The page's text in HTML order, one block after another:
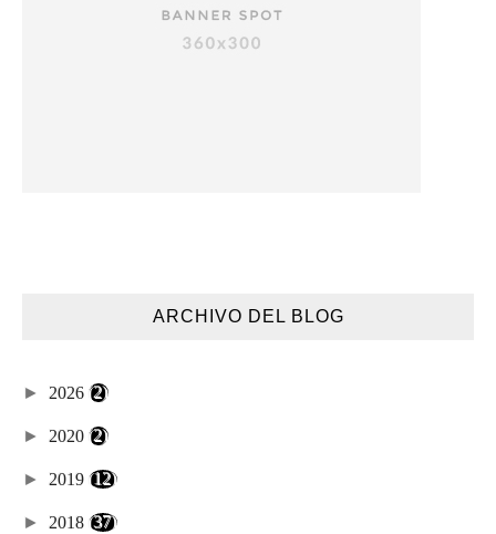
ARCHIVO DEL BLOG
► 2026 (2)
► 2020 (2)
► 2019 (12)
► 2018 (37)